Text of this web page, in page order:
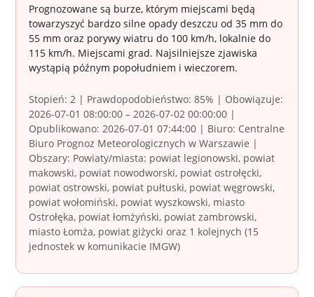
Prognozowane są burze, którym miejscami będą
towarzyszyć bardzo silne opady deszczu od 35 mm do
55 mm oraz porywy wiatru do 100 km/h, lokalnie do
115 km/h. Miejscami grad. Najsilniejsze zjawiska
wystąpią późnym popołudniem i wieczorem.
Stopień: 2 | Prawdopodobieństwo: 85% | Obowiązuje:
2026-07-01 08:00:00 – 2026-07-02 00:00:00 |
Opublikowano: 2026-07-01 07:44:00 | Biuro: Centralne
Biuro Prognoz Meteorologicznych w Warszawie |
Obszary: Powiaty/miasta: powiat legionowski, powiat
makowski, powiat nowodworski, powiat ostrołęcki,
powiat ostrowski, powiat pułtuski, powiat węgrowski,
powiat wołomiński, powiat wyszkowski, miasto
Ostrołęka, powiat łomżyński, powiat zambrowski,
miasto Łomża, powiat giżycki oraz 1 kolejnych (15
jednostek w komunikacie IMGW)